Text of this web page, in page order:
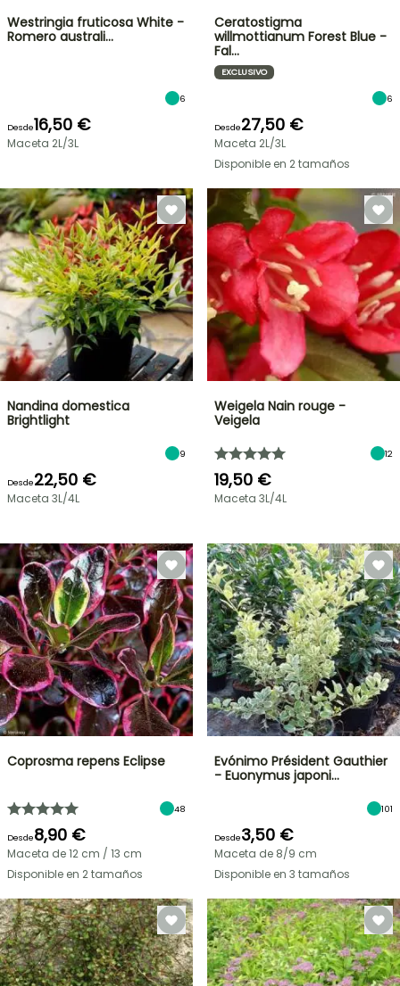
Westringia fruticosa White -
Romero australi…
6
Desde16,50 €
Maceta 2L/3L
Ceratostigma
willmottianum Forest Blue -
Fal…
EXCLUSIVO
6
Desde27,50 €
Maceta 2L/3L
Disponible en 2 tamaños
Nandina domestica
Brightlight
9
Desde22,50 €
Maceta 3L/4L
Weigela Nain rouge -
Veigela
12
19,50 €
Maceta 3L/4L
Coprosma repens Eclipse
48
Desde8,90 €
Maceta de 12 cm / 13 cm
Disponible en 2 tamaños
Evónimo Président Gauthier
- Euonymus japoni…
101
Desde3,50 €
Maceta de 8/9 cm
Disponible en 3 tamaños